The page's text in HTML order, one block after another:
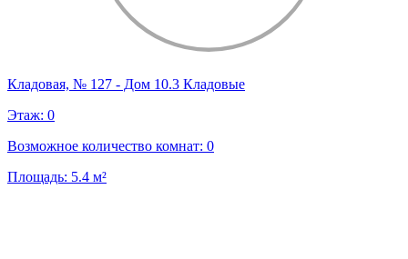
Кладовая, № 127 - Дом 10.3 Кладовые
Этаж: 0
Возможное количество комнат: 0
Площадь: 5.4 м²